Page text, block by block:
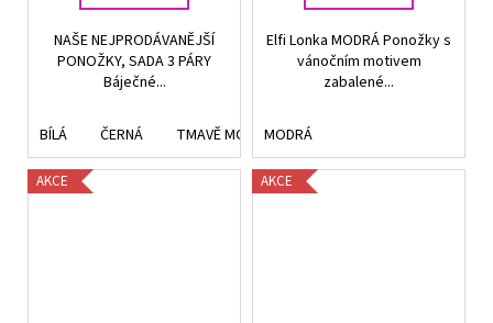
NAŠE NEJPRODÁVANĚJŠÍ
PONOŽKY, SADA 3 PÁRY
Báječné...
BÍLÁ ČERNÁ TMAVĚ MODRÁ TMAVĚ ŠEDÁ
Elfi Lonka MODRÁ Ponožky s
vánočním motivem
zabalené...
MODRÁ
AKCE AKCE